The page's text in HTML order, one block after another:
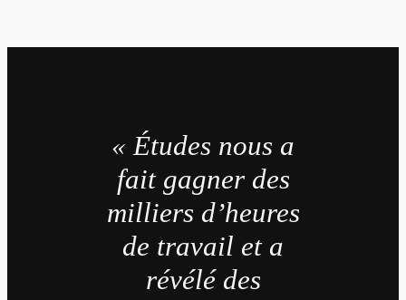
« Études nous a
fait gagner des
milliers d’heures
de travail et a
révélé des